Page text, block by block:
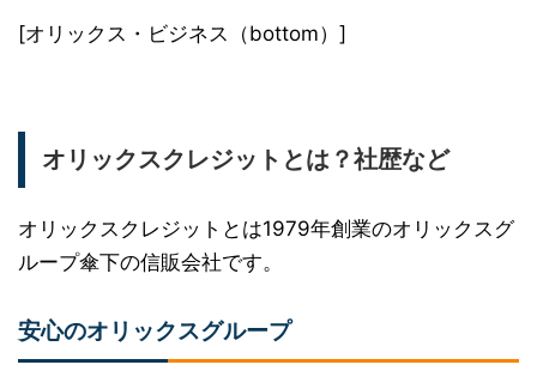
[オリックス・ビジネス（bottom）]
オリックスクレジットとは？社歴など
オリックスクレジットとは1979年創業のオリックスグ
ループ傘下の信販会社です。
安心のオリックスグループ